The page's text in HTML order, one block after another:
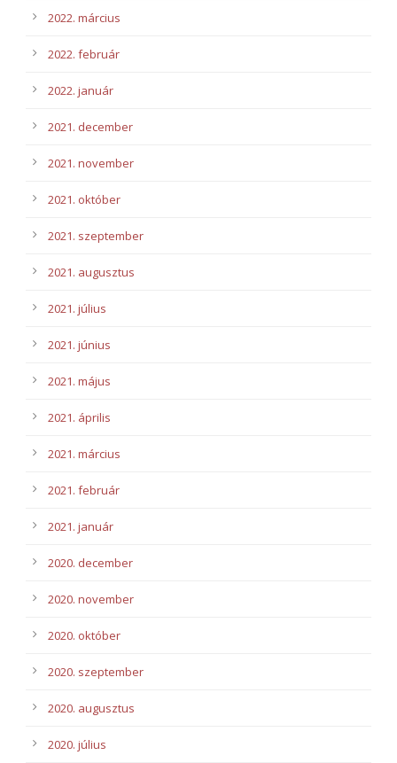
2022. március
2022. február
2022. január
2021. december
2021. november
2021. október
2021. szeptember
2021. augusztus
2021. július
2021. június
2021. május
2021. április
2021. március
2021. február
2021. január
2020. december
2020. november
2020. október
2020. szeptember
2020. augusztus
2020. július